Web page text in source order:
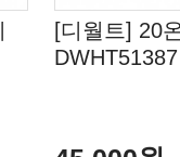
[디월트] 20
DWHT51387